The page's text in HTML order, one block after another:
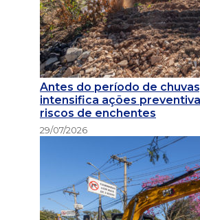
Antes do período de
intensifica ações
riscos de enchentes
29/07/2026